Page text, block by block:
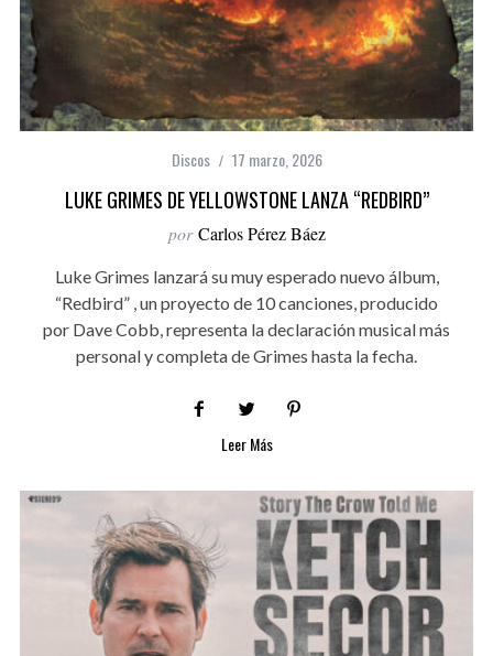
Discos 17 marzo, 2026
LUKE GRIMES DE YELLOWSTONE LANZA “REDBIRD”
por Carlos Pérez Báez
Luke Grimes lanzará su muy esperado nuevo álbum,
“Redbird” , un proyecto de 10 canciones, producido
por Dave Cobb, representa la declaración musical más
personal y completa de Grimes hasta la fecha.
Leer Más